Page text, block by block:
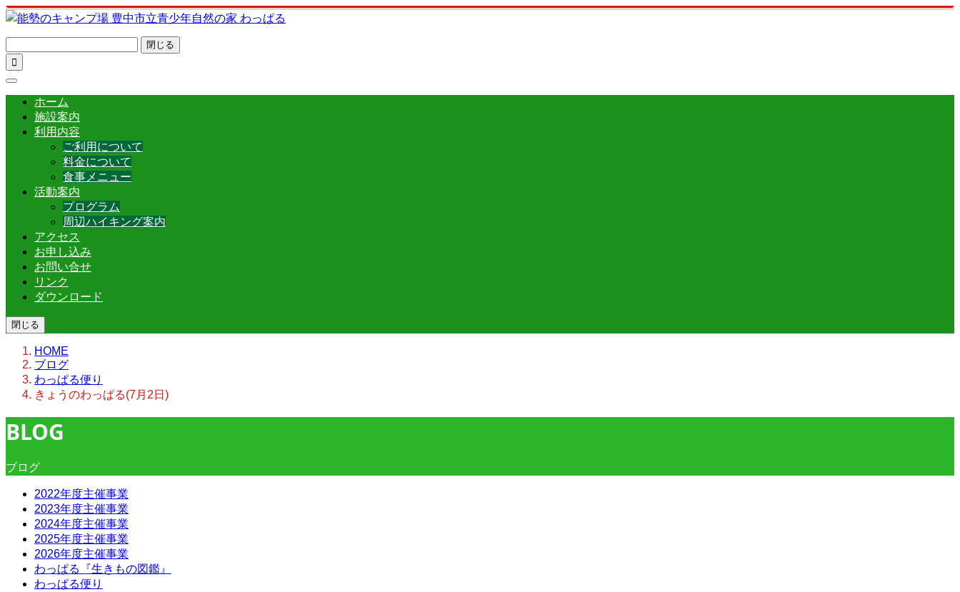
閉じる

ホーム
施設案内
利用内容
ご利用について
料金について
食事メニュー
活動案内
プログラム
周辺ハイキング案内
アクセス
お申し込み
お問い合せ
リンク
ダウンロード
閉じる
HOME
ブログ
わっぱる便り
きょうのわっぱる(7月2日)
BLOG
ブログ
2022年度主催事業
2023年度主催事業
2024年度主催事業
2025年度主催事業
2026年度主催事業
わっぱる『生きもの図鑑』
わっぱる便り